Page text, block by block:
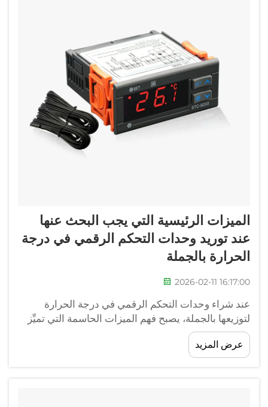
الميزات الرئيسية التي يجب البحث عنها
عند توريد وحدات التحكم الرقمي في درجة
الحرارة بالجملة
2026-02-11 16:17:00
عند شراء وحدات التحكم الرقمي في درجة الحرارة
لتوزيعها بالجملة، يصبح فهم الميزات الحاسمة التي تميِّز
الوحدات عالية الجودة عن النماذج الأساسية ضروريًّا
لنجاح العمل. ويتمحور سوق الجملة الخاص بوحدات
التحكم الرقمي في درجة الحرارة...
عرض المزيد